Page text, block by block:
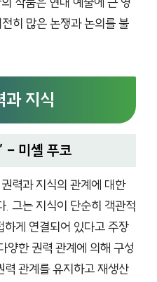
히 많은 논쟁과 논의를 불
지식
– 미셸 푸코
력과 지식의 관계에 대한
그는 지식이 단순히 객관적
게 연결되어 있다고 주장
양한 권력 관계에 의해 구성
관계를 유지하고 재생산